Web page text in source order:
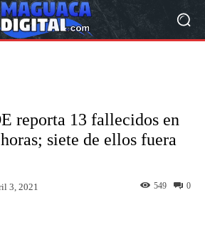
reporta 13 fallecidos en
siete de ellos fuera
3, 2021 0
549